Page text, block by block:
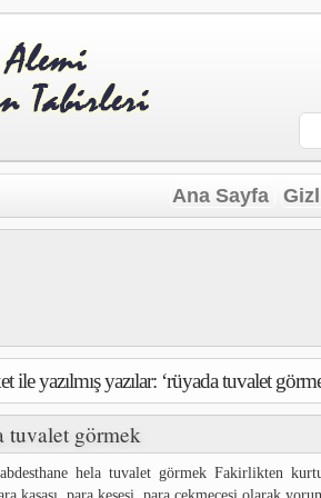
Ana Sayfa
ile yazılmış yazılar: ‘rüyada tuvalet
tuvalet görmek
hela tuvalet görmek Fakirlikten